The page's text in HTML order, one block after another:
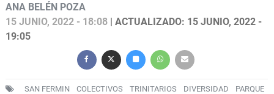
ANA BELÉN POZA
15 JUNIO, 2022 - 18:08 | ACTUALIZADO: 15 JUNIO, 2022 -
19:05
SAN FERMIN COLECTIVOS TRINITARIOS DIVERSIDAD
PARQUE